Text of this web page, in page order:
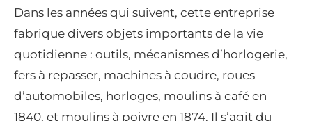
Dans les années qui suivent, cette entreprise
fabrique divers objets importants de la vie
quotidienne : outils, mécanismes d’horlogerie,
fers à repasser, machines à coudre, roues
d’automobiles, horloges, moulins à café en
1840, et moulins à poivre en 1874. Il s’agit du